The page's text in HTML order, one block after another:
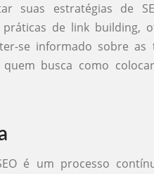
suas estratégias de
de link building,
se informado sobre as
busca como
é um processo